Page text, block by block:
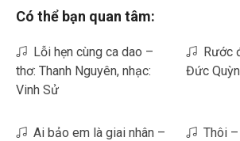
Có thể bạn quan tâm:
Lỗi hẹn cùng ca dao –
thơ: Thanh Nguyên, nhạc:
Vinh Sử
Rước
Đức
Ai bảo em là giai nhân –
Thôi